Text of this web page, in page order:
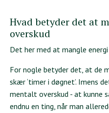
Hvad betyder det at
overskud
Det her med at mangle
For nogle betyder det, at de
skær ‘timer i døgnet’. Imens
mentalt overskud - at kunne
endnu en ting, når man